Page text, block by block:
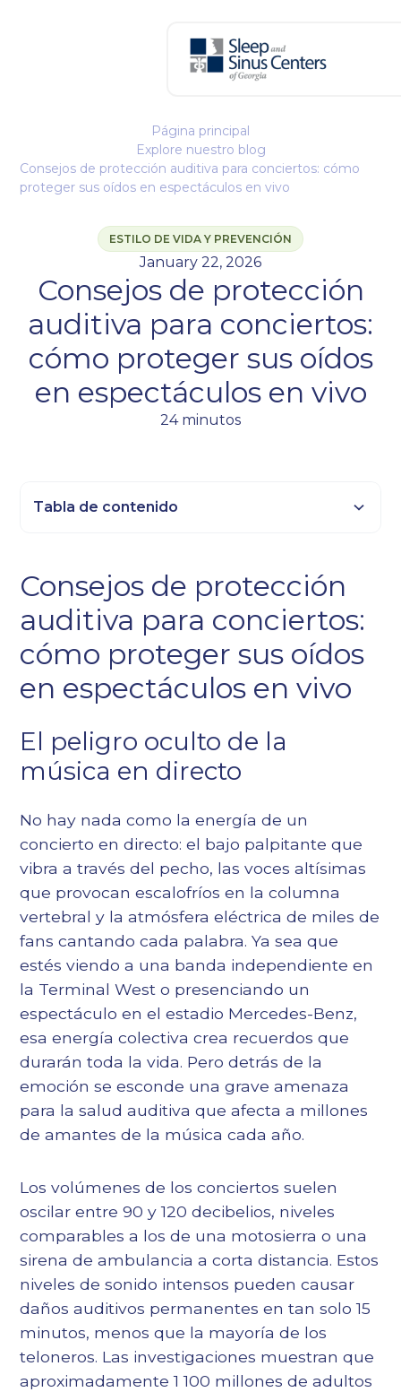
Página principal
Explore nuestro blog
Consejos de protección auditiva para conciertos: cómo
proteger sus oídos en espectáculos en vivo
ESTILO DE VIDA Y PREVENCIÓN
January 22, 2026
Consejos de protección
auditiva para conciertos:
cómo proteger sus oídos
en espectáculos en vivo
24 minutos
Consejos de protección
auditiva para conciertos:
cómo proteger sus oídos
en espectáculos en vivo
El peligro oculto de la
música en directo
No hay nada como la energía de un
concierto en directo: el bajo palpitante que
vibra a través del pecho, las voces altísimas
que provocan escalofríos en la columna
vertebral y la atmósfera eléctrica de miles de
fans cantando cada palabra. Ya sea que
estés viendo a una banda independiente en
la Terminal West o presenciando un
espectáculo en el estadio Mercedes-Benz,
esa energía colectiva crea recuerdos que
durarán toda la vida. Pero detrás de la
emoción se esconde una grave amenaza
para la salud auditiva que afecta a millones
de amantes de la música cada año.
Los volúmenes de los conciertos suelen
oscilar entre 90 y 120 decibelios, niveles
comparables a los de una motosierra o una
sirena de ambulancia a corta distancia. Estos
niveles de sonido intensos pueden causar
daños auditivos permanentes en tan solo 15
minutos, menos que la mayoría de los
teloneros. Las investigaciones muestran que
aproximadamente 1 100 millones de adultos
Tabla de contenido
Título 3
Epígrafe 4
Epígrafe 6